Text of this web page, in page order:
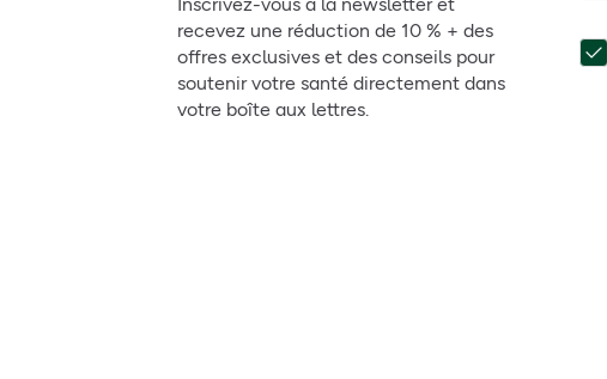
recevez une réduction de 10 % + des
offres exclusives et des conseils pour
soutenir votre santé directement dans
votre boîte aux lettres.